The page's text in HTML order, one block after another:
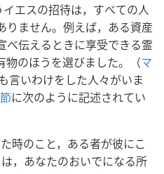
エスの招待は，すべての人
りません。例えば，ある資産
べ伝えるときに享受できる霊
物のほうを選びました。（マ
言いわけをした人々がいま
に次のように記述されてい
時のこと，ある者が彼にこ
，あなたのおいでになる所